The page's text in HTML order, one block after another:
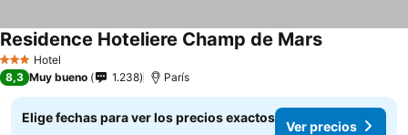
3 Estrellas
Hotel
Residence Hoteliere Champ de Mars
8,3 Muy bueno 1.238 París
Elige fechas para ver los precios exactos
Ver precios